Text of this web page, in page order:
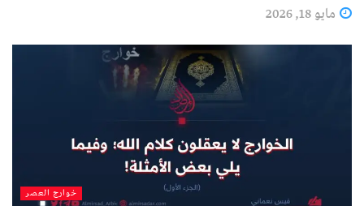
مايو 18, 2026
خوارج العصر